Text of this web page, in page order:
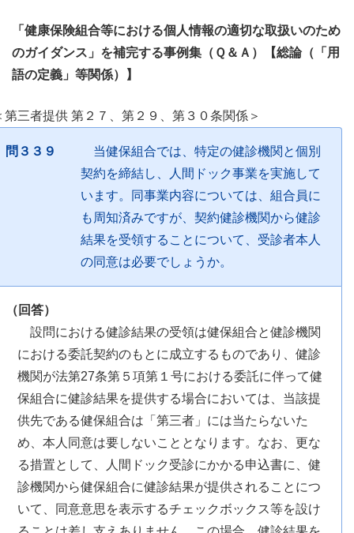
「健康保険組合等における個人情報の適切な取扱いのため
のガイダンス」を補完する事例集（Ｑ＆Ａ）【総論（「用
語の定義」等関係）】
第三者提供 第２７、第２９、第３０条関係＞
問３３９
当健保組合では、特定の健診機関と個別
契約を締結し、人間ドック事業を実施して
います。同事業内容については、組合員に
も周知済みですが、契約健診機関から健診
結果を受領することについて、受診者本人
の同意は必要でしょうか。
（回答）
設問における健診結果の受領は健保組合と健診機関
における委託契約のもとに成立するものであり、健診
機関が法第27条第５項第１号における委託に伴って健
保組合に健診結果を提供する場合においては、当該提
供先である健保組合は「第三者」には当たらないた
め、本人同意は要しないこととなります。なお、更な
る措置として、人間ドック受診にかかる申込書に、健
診機関から健保組合に健診結果が提供されることにつ
いて、同意意思を表示するチェックボックス等を設け